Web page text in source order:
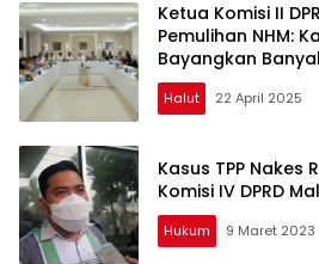
Ketua Komisi II
Pemulihan NHM:
Bayangkan
Malut
Halut 22 April 2025
Kasus TPP Nakes
Komisi IV DPRD
Hukum 9 Maret 2023